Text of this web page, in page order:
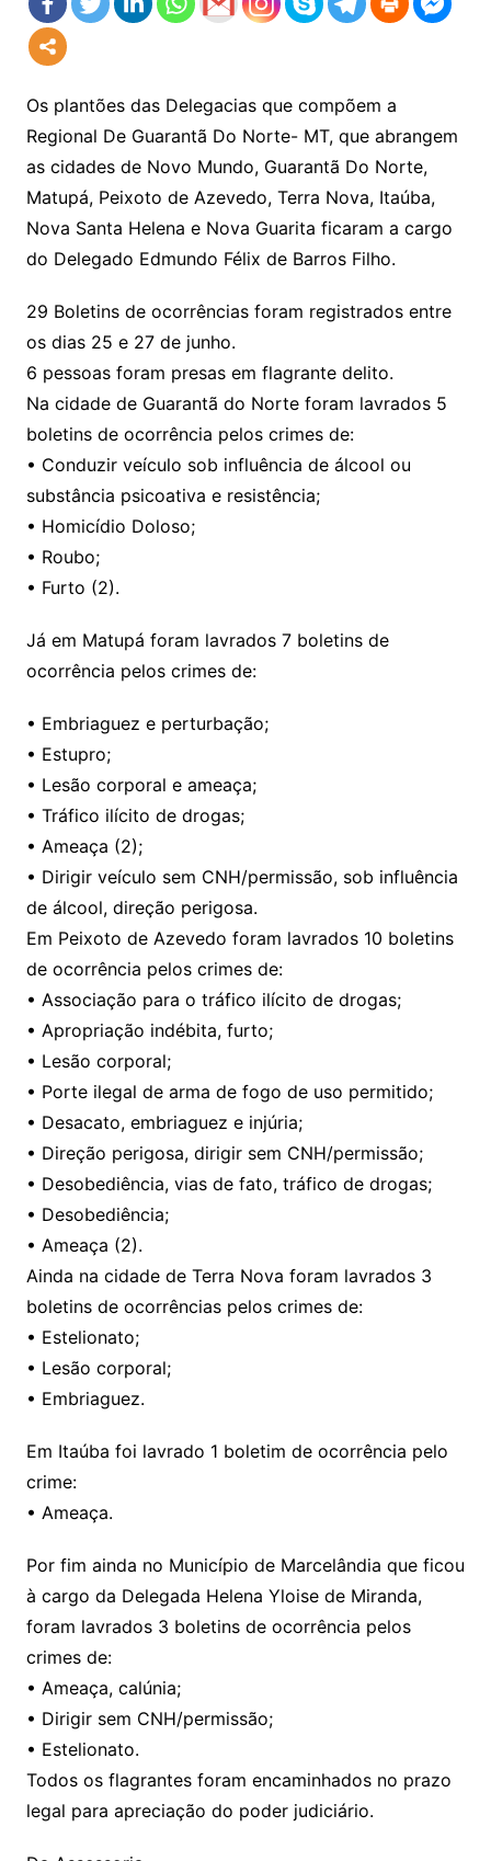
Os plantões das Delegacias que compõem a
Regional De Guarantã Do Norte- MT, que abrangem
as cidades de Novo Mundo, Guarantã Do Norte,
Matupá, Peixoto de Azevedo, Terra Nova, Itaúba,
Nova Santa Helena e Nova Guarita ficaram a cargo
do Delegado Edmundo Félix de Barros Filho.
29 Boletins de ocorrências foram registrados entre
os dias 25 e 27 de junho.
6 pessoas foram presas em flagrante delito.
Na cidade de Guarantã do Norte foram lavrados 5
boletins de ocorrência pelos crimes de:
• Conduzir veículo sob influência de álcool ou
substância psicoativa e resistência;
• Homicídio Doloso;
• Roubo;
• Furto (2).
Já em Matupá foram lavrados 7 boletins de
ocorrência pelos crimes de:
• Embriaguez e perturbação;
• Estupro;
• Lesão corporal e ameaça;
• Tráfico ilícito de drogas;
• Ameaça (2);
• Dirigir veículo sem CNH/permissão, sob influência
de álcool, direção perigosa.
Em Peixoto de Azevedo foram lavrados 10 boletins
de ocorrência pelos crimes de:
• Associação para o tráfico ilícito de drogas;
• Apropriação indébita, furto;
• Lesão corporal;
• Porte ilegal de arma de fogo de uso permitido;
• Desacato, embriaguez e injúria;
• Direção perigosa, dirigir sem CNH/permissão;
• Desobediência, vias de fato, tráfico de drogas;
• Desobediência;
• Ameaça (2).
Ainda na cidade de Terra Nova foram lavrados 3
boletins de ocorrências pelos crimes de:
• Estelionato;
• Lesão corporal;
• Embriaguez.
Em Itaúba foi lavrado 1 boletim de ocorrência pelo
crime:
• Ameaça.
Por fim ainda no Município de Marcelândia que ficou
à cargo da Delegada Helena Yloise de Miranda,
foram lavrados 3 boletins de ocorrência pelos
crimes de:
• Ameaça, calúnia;
• Dirigir sem CNH/permissão;
• Estelionato.
Todos os flagrantes foram encaminhados no prazo
legal para apreciação do poder judiciário.